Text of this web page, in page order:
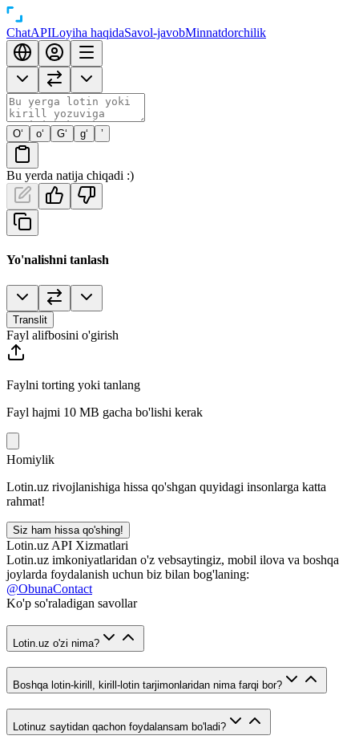
ChatAPILoyiha haqidaSavol-javobMinnatdorchilik
O‘ o‘ G‘ g‘ ’
Bu yerda natija chiqadi :)
Yo'nalishni tanlash
Translit
Fayl alifbosini o'girish
Faylni torting yoki tanlang
Fayl hajmi 10 MB gacha bo'lishi kerak
Homiylik
Lotin.uz rivojlanishiga hissa qo'shgan quyidagi insonlarga katta
rahmat!
Siz ham hissa qo'shing!
Lotin.uz API Xizmatlari
Lotin.uz imkoniyatlaridan o'z vebsaytingiz, mobil ilova va boshqa
joylarda foydalanish uchun biz bilan bog'laning:
@ObunaContact
Ko'p so'raladigan savollar
Lotin.uz o'zi nima?
Boshqa lotin-kirill, kirill-lotin tarjimonlaridan nima farqi bor?
Lotinuz saytidan qachon foydalansam bo'ladi?